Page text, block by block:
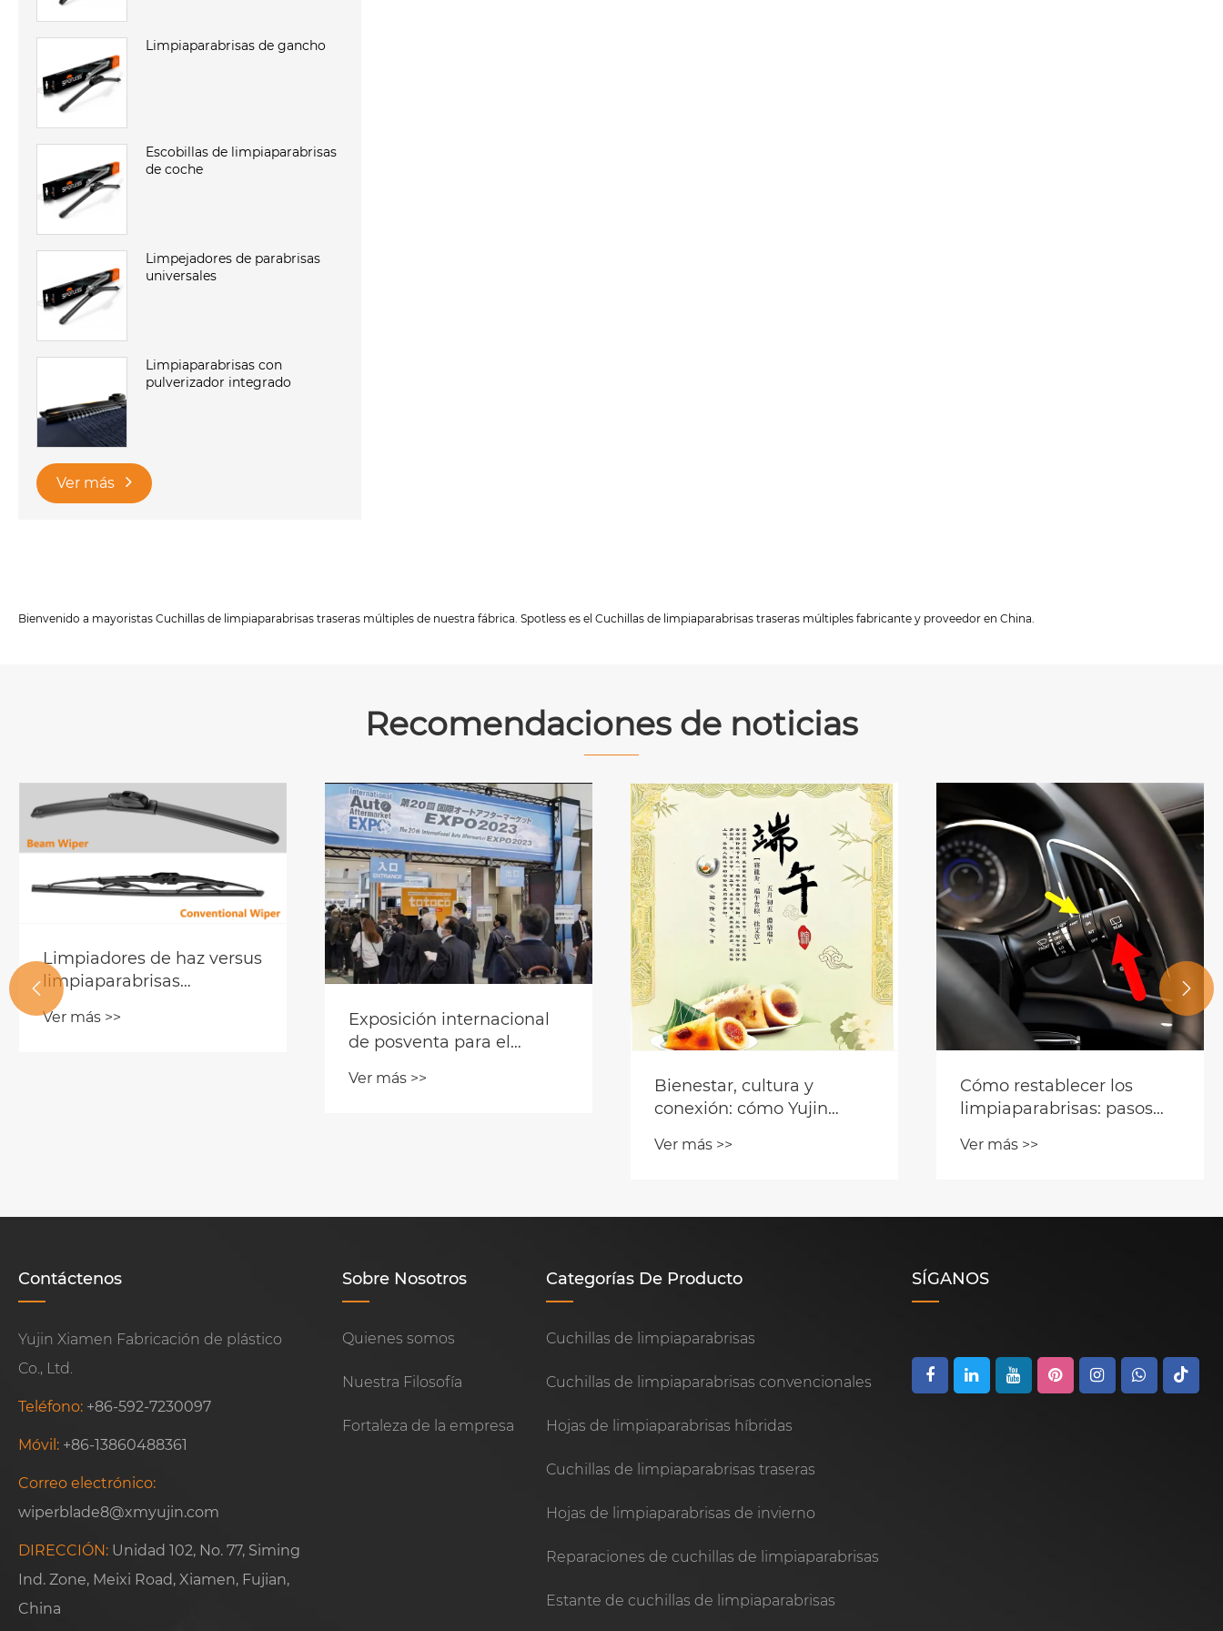
Limpiaparabrisas de gancho
Escobillas de limpiaparabrisas
de coche
Limpejadores de parabrisas
universales
Limpiaparabrisas con
pulverizador integrado
Ver más
Bienvenido a mayoristas Cuchillas de limpiaparabrisas traseras múltiples de nuestra fábrica. Spotless es el Cuchillas de limpiaparabrisas traseras múltiples fabricante y proveedor en China.
Recomendaciones de noticias
Limpiadores de haz versus
limpiaparabrisas
convencionales: una guía
práctica para
Ver más >>
Exposición internacional
de posventa para el
Ver más >>
Bienestar, cultura y
conexión: cómo Yujin
de dragón
Ver más >>
Cómo restablecer los
limpiaparabrisas: pasos
problemas comunes
Ver más >>
 
Contáctenos
Yujin Xiamen Fabricación de plástico
Co., Ltd.
Teléfono: +86-592-7230097
Móvil: +86-13860488361
Correo electrónico:
wiperblade8@xmyujin.com
DIRECCIÓN: Unidad 102, No. 77, Siming
Ind. Zone, Meixi Road, Xiamen, Fujian,
China
Sobre Nosotros
Quienes somos
Nuestra Filosofía
Fortaleza de la empresa
Categorías De Producto
Cuchillas de limpiaparabrisas
Cuchillas de limpiaparabrisas convencionales
Hojas de limpiaparabrisas híbridas
Cuchillas de limpiaparabrisas traseras
Hojas de limpiaparabrisas de invierno
Reparaciones de cuchillas de limpiaparabrisas
Estante de cuchillas de limpiaparabrisas
SÍGANOS